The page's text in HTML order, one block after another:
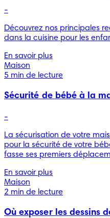
-
Découvrez nos principales
dans la cuisine pour les
En savoir plus
Maison
5 min de lecture
Sécurité de bébé à la
-
La sécurisation de votre
pour la sécurité de votre
fasse ses premiers
En savoir plus
Maison
2 min de lecture
Où exposer les dessins